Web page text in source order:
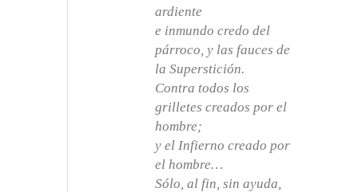
ardiente
e inmundo credo del
párroco, y las fauces de
la Superstición.
Contra todos los
grilletes creados por el
hombre;
y el Infierno creado por
el hombre…
Sólo, al fin, sin ayuda,